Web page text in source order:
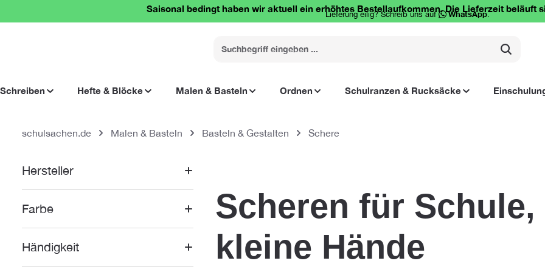
Zur Hauptnavigation springenSaisonal bedingt haben wir aktuell ein erhöhtes Bestellaufkommen. Die Lieferzeit beläuft
Lieferung eilig? Schreib uns auf WhatsApp.
Schreiben Hefte & Blöcke Malen & Basteln Ordnen Schulranzen & Rucksäcke
schulsachen.de Malen & Basteln Basteln & Gestalten Schere
Hersteller
Farbe
Händigkeit
Scheren für
kleine Hände